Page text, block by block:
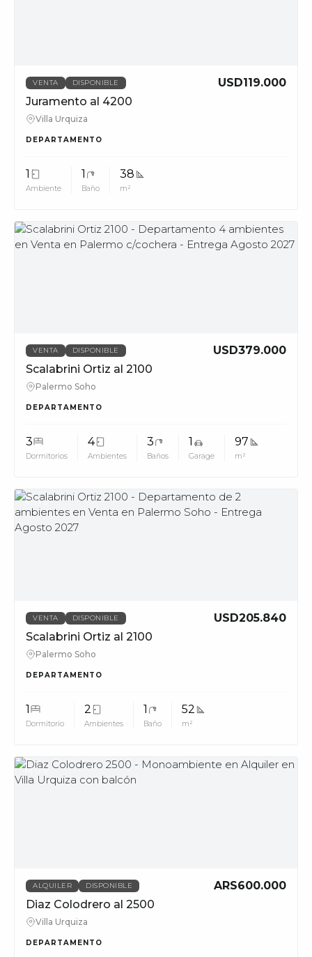
VENTA DISPONIBLE
USD119.000
Juramento al 4200
Villa Urquiza
DEPARTAMENTO
1
Ambiente
1
Baño
38
m²
MUV
VENTA DISPONIBLE
USD379.000
Scalabrini Ortiz al 2100
Palermo Soho
DEPARTAMENTO
3
Dormitorios
4
Ambientes
3
Baños
1
Garage
97
m²
MUV
VENTA DISPONIBLE
USD205.840
Scalabrini Ortiz al 2100
Palermo Soho
DEPARTAMENTO
1
Dormitorio
2
Ambientes
1
Baño
52
m²
MUV
ALQUILER DISPONIBLE
ARS600.000
Diaz Colodrero al 2500
Villa Urquiza
DEPARTAMENTO